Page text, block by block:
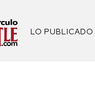
LO PUBLICADO